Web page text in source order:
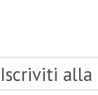
Iscriviti alla